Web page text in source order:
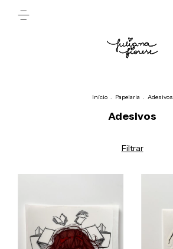
Início . Papelaria . Adesivos
Adesivos
Filtrar